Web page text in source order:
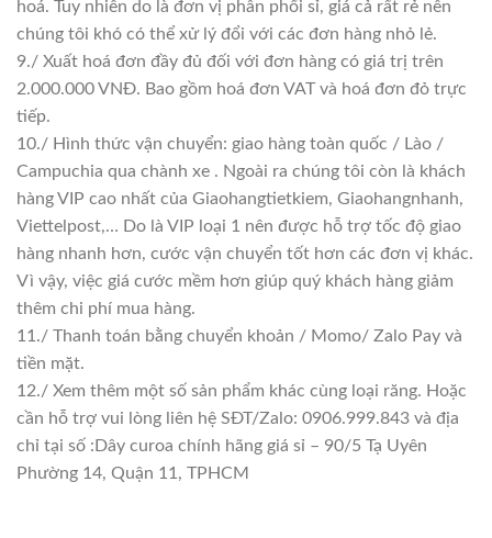
hoá. Tuy nhiên do là đơn vị phân phối sỉ, giá cả rất rẻ nên
chúng tôi khó có thể xử lý đổi với các đơn hàng nhỏ lẻ.
9./ Xuất hoá đơn đầy đủ đối với đơn hàng có giá trị trên
2.000.000 VNĐ. Bao gồm hoá đơn VAT và hoá đơn đỏ trực
tiếp.
10./ Hình thức vận chuyển: giao hàng toàn quốc / Lào /
Campuchia qua chành xe . Ngoài ra chúng tôi còn là khách
hàng VIP cao nhất của Giaohangtietkiem, Giaohangnhanh,
Viettelpost,… Do là VIP loại 1 nên được hỗ trợ tốc độ giao
hàng nhanh hơn, cước vận chuyển tốt hơn các đơn vị khác.
Vì vậy, việc giá cước mềm hơn giúp quý khách hàng giảm
thêm chi phí mua hàng.
11./ Thanh toán bằng chuyển khoản / Momo/ Zalo Pay và
tiền mặt.
12./ Xem thêm một số sản phẩm khác cùng loại răng. Hoặc
cần hỗ trợ vui lòng liên hệ SĐT/Zalo: 0906.999.843 và địa
chỉ tại số :Dây curoa chính hãng giá sỉ – 90/5 Tạ Uyên
Phường 14, Quận 11, TPHCM